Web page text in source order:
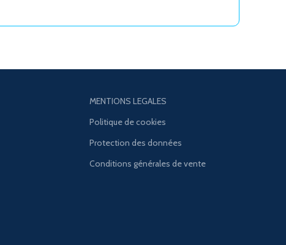
MENTIONS LEGALES
Politique de cookies
Protection des données
Conditions générales de vente